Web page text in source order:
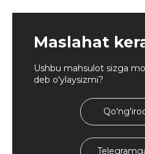
Maslahat
Ushbu mahsulot sizga
deb o'ylaysizmi?